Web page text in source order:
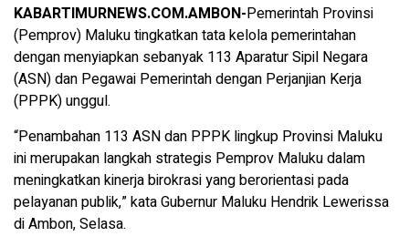
KABARTIMURNEWS.COM.AMBON-Pemerintah Provinsi
(Pemprov) Maluku tingkatkan tata kelola pemerintahan
dengan menyiapkan sebanyak 113 Aparatur Sipil Negara
(ASN) dan Pegawai Pemerintah dengan Perjanjian Kerja
(PPPK) unggul.
“Penambahan 113 ASN dan PPPK lingkup Provinsi Maluku
ini merupakan langkah strategis Pemprov Maluku dalam
meningkatkan kinerja birokrasi yang berorientasi pada
pelayanan publik,” kata Gubernur Maluku Hendrik Lewerissa
di Ambon, Selasa.